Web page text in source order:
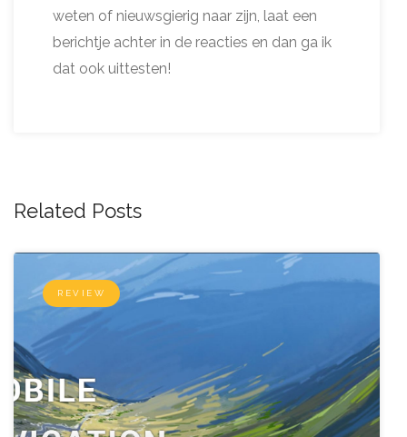
weten of nieuwsgierig naar zijn, laat een
berichtje achter in de reacties en dan ga ik
dat ook uittesten!
Related Posts
REVIEW